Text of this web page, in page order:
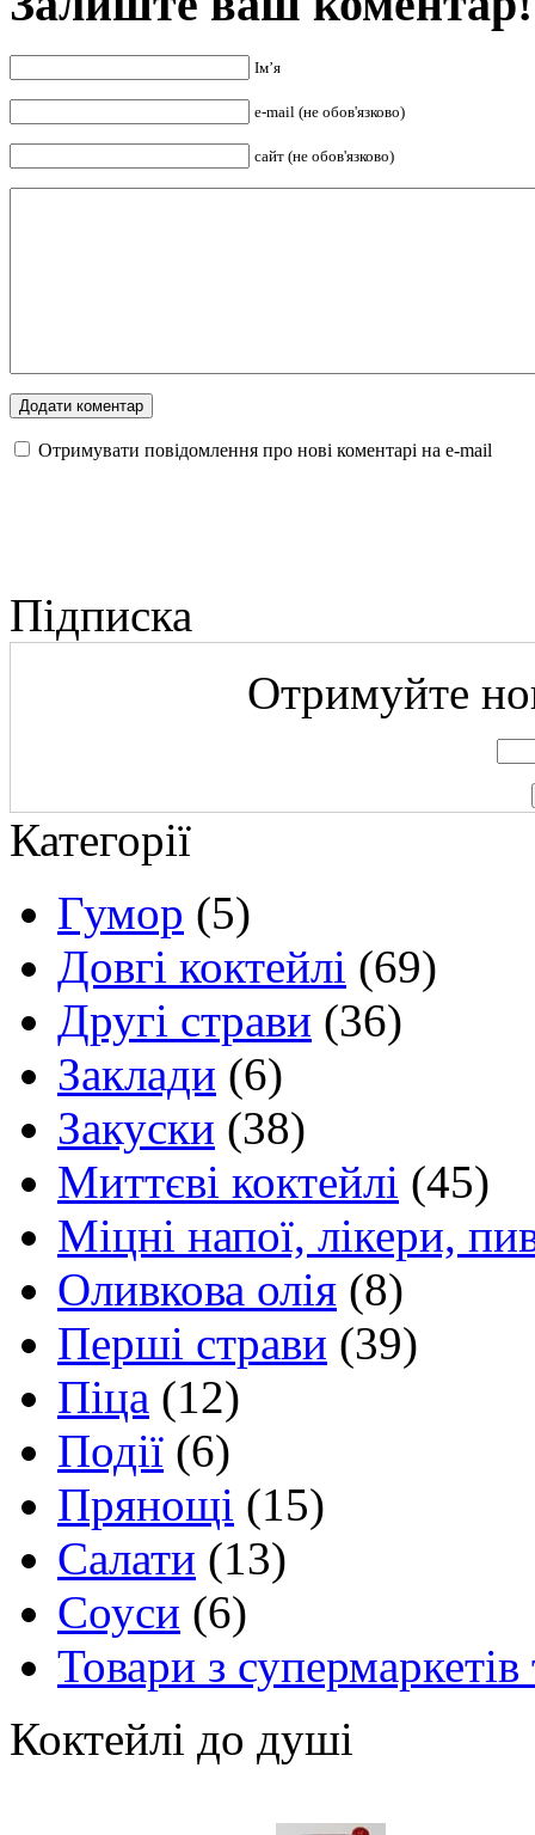
Ім’я
e-mail (не обов'язково)
сайт (не обов'язково)
Отримувати повідомлення про нові коментарі на е-mail
Підписка
Отримуйте
Категорії
Гумор (5)
Довгі коктейлі (69)
Другі страви (36)
Заклади (6)
Закуски (38)
Миттєві коктейлі (45)
Міцні напої, лікери,
Оливкова олія (8)
Перші страви (39)
Піца (12)
Події (6)
Прянощі (15)
Салати (13)
Соуси (6)
Товари з супермаркетів
Коктейлі до душі